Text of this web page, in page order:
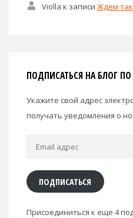
Violla к записи Ждем
ПОДПИСАТЬСЯ НА БЛОГ
Укажите свой адрес
получать уведомления о
Email
ПОДПИСАТЬСЯ
Присоединиться к еще 4